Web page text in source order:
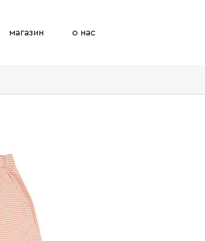
магазин о нас